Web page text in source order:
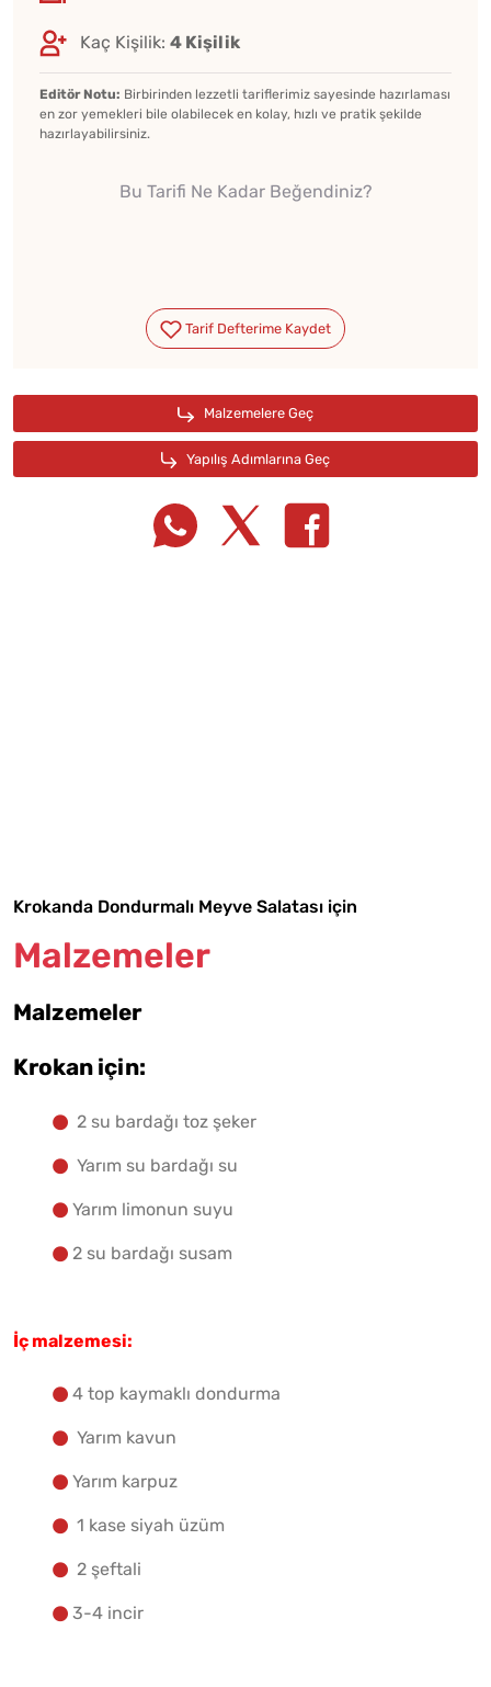
Kaç Kişilik: 4 Kişilik
Editör Notu: Birbirinden lezzetli tariflerimiz sayesinde hazırlaması
en zor yemekleri bile olabilecek en kolay, hızlı ve pratik şekilde
hazırlayabilirsiniz.
Bu Tarifi Ne Kadar Beğendiniz?
Krokanda Dondurmalı Meyve Salatası için
Malzemeler
Malzemeler
Krokan için:
2 su bardağı toz şeker
Yarım su bardağı su
Yarım limonun suyu
2 su bardağı susam
İç malzemesi:
4 top kaymaklı dondurma
Yarım kavun
Yarım karpuz
1 kase siyah üzüm
2 şeftali
3-4 incir